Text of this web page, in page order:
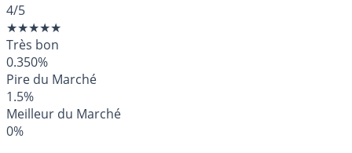
4/5
★★★★★
Très bon
0.350%
Pire du Marché
1.5%
Meilleur du Marché
0%